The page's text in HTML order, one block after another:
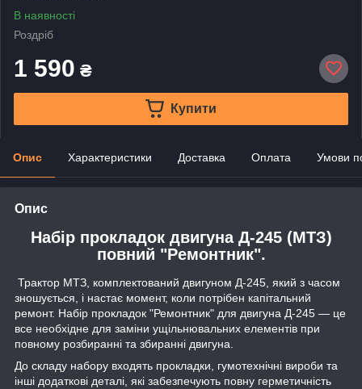
В наявності
Роздріб
1 590 ₴
Купити
Опис Характеристики Доставка Оплата Умови
Опис
Набір прокладок двигуна Д-245 (МТЗ)
повний "Ремонтник".
Трактор МТЗ, комплектований двигуном Д-245, який з часом
зношується, і настає момент, коли потрібен капітальний
ремонт. Набір прокладок "Ремонтник" для двигуна Д-245 — це
все необхідне для заміни ущільнювальних елементів при
повному розбиранні та збиранні двигуна.
До складу набору входять прокладки, гумотехнічні вироби та
інші додаткові деталі, які забезпечують повну герметичність